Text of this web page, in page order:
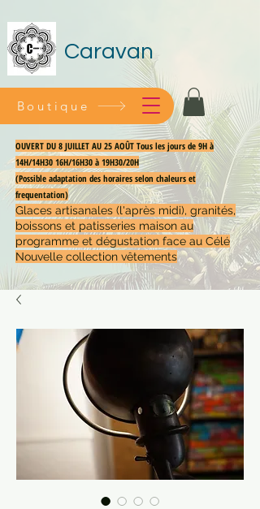
Caravan
OUVERT DU 8 JUILLET AU 25 AOÛT Tous les jours de 9H à
14H/14H30 16H/16H30 à 19H30/20H
(Possible adaptation des horaires selon chaleurs et
frequentation)
Glaces artisanales (l'après midi), granités,
boissons et patisseries maison au
programme et dégustation face au Célé
Nouvelle collection vêtements
Boutique